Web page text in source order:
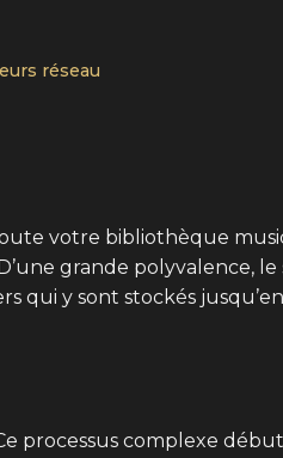
réseau
votre bibliothèque
grande polyvalence, le
qui y sont stockés
processus complexe